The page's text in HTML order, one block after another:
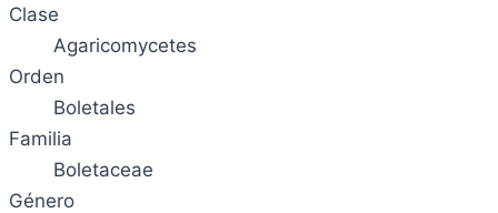
Clase
Agaricomycetes
Orden
Boletales
Familia
Boletaceae
Género